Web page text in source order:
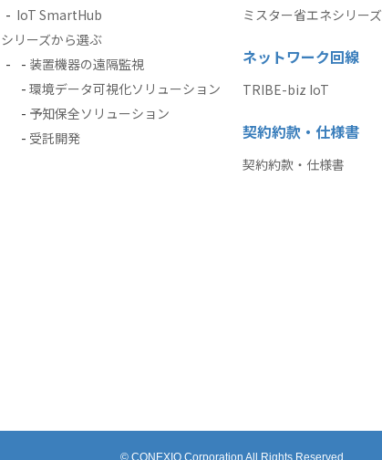
IoT SmartHub
シリーズから選ぶ
装置機器の遠隔監視
環境データ可視化ソリューション
予知保全ソリューション
受託開発
ミスター省エネシリーズ
ネットワーク回線
TRIBE-biz IoT
契約約款・仕様書
契約約款・仕様書